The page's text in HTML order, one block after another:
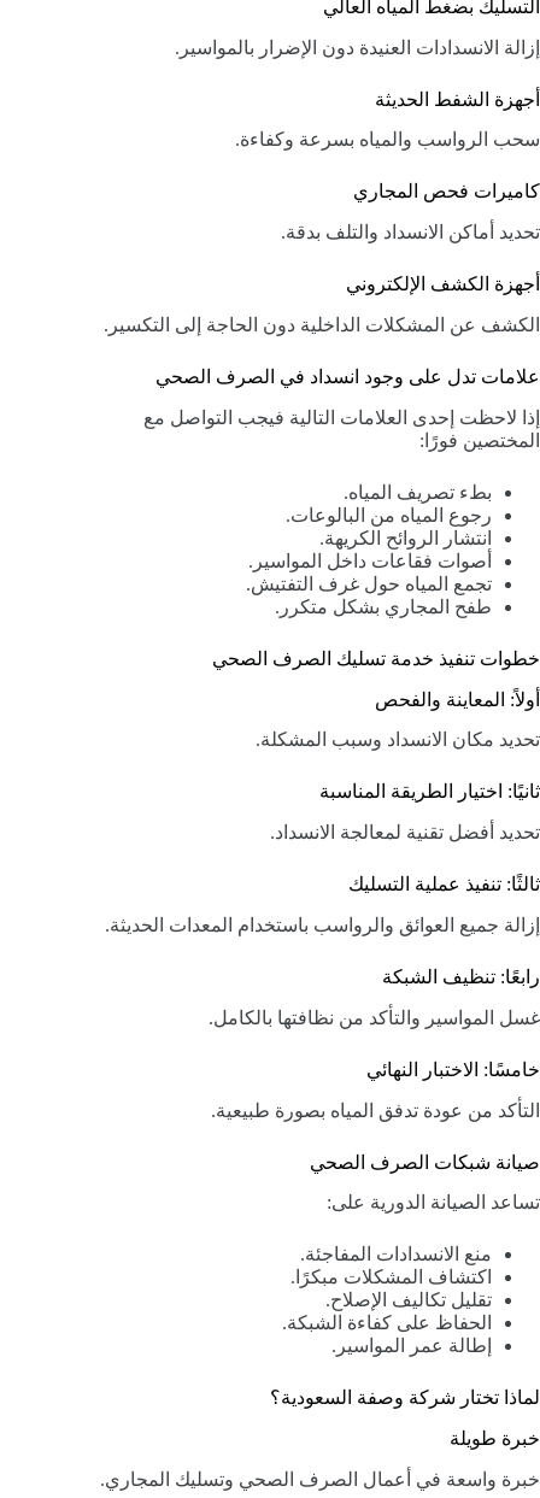
التسليك بضغط المياه العالي
إزالة الانسدادات العنيدة دون الإضرار بالمواسير.
أجهزة الشفط الحديثة
سحب الرواسب والمياه بسرعة وكفاءة.
كاميرات فحص المجاري
تحديد أماكن الانسداد والتلف بدقة.
أجهزة الكشف الإلكتروني
الكشف عن المشكلات الداخلية دون الحاجة إلى التكسير.
علامات تدل على وجود انسداد في الصرف الصحي
إذا لاحظت إحدى العلامات التالية فيجب التواصل مع
المختصين فورًا:
بطء تصريف المياه.
رجوع المياه من البالوعات.
انتشار الروائح الكريهة.
أصوات فقاعات داخل المواسير.
تجمع المياه حول غرف التفتيش.
طفح المجاري بشكل متكرر.
خطوات تنفيذ خدمة تسليك الصرف الصحي
أولاً: المعاينة والفحص
تحديد مكان الانسداد وسبب المشكلة.
ثانيًا: اختيار الطريقة المناسبة
تحديد أفضل تقنية لمعالجة الانسداد.
ثالثًا: تنفيذ عملية التسليك
إزالة جميع العوائق والرواسب باستخدام المعدات الحديثة.
رابعًا: تنظيف الشبكة
غسل المواسير والتأكد من نظافتها بالكامل.
خامسًا: الاختبار النهائي
التأكد من عودة تدفق المياه بصورة طبيعية.
صيانة شبكات الصرف الصحي
تساعد الصيانة الدورية على:
منع الانسدادات المفاجئة.
اكتشاف المشكلات مبكرًا.
تقليل تكاليف الإصلاح.
الحفاظ على كفاءة الشبكة.
إطالة عمر المواسير.
لماذا تختار شركة وصفة السعودية؟
خبرة طويلة
خبرة واسعة في أعمال الصرف الصحي وتسليك المجاري.